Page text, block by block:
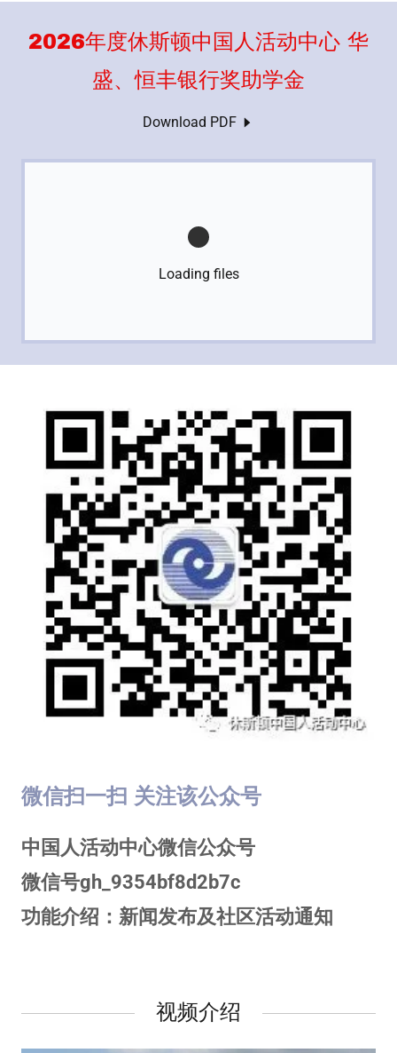
2026年度休斯顿中国人活动中心 华
盛、恒丰银行奖助学金
Download PDF
Loading files
微信扫一扫 关注该公众号
中国人活动中心微信公众号
微信号gh_9354bf8d2b7c
功能介绍：新闻发布及社区活动通知
视频介绍